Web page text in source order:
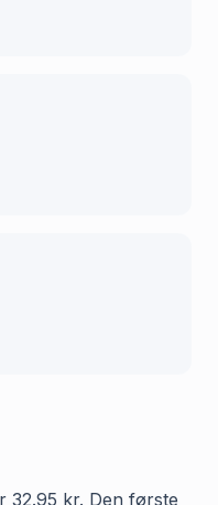
32.95 kr. Den første